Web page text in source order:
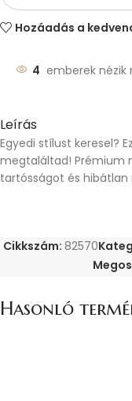
Hozáadás a
4 emberek
Leírás
Egyedi stílust keresel?
megtaláltad! Prémium
tartósságot és
Cikkszám: 82570
Hasonló